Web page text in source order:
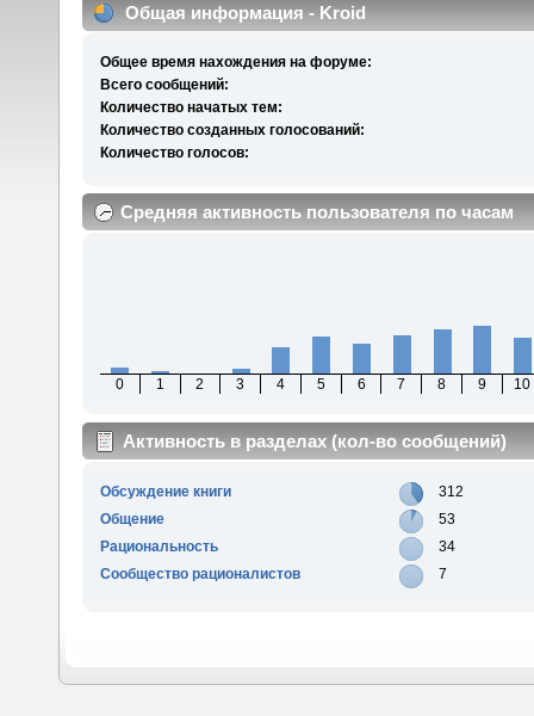
Общая информация - Kroid
Общее время нахождения на форуме:
Всего сообщений:
Количество начатых тем:
Количество созданных голосований:
Количество голосов:
Средняя активность пользователя по часам
0 1 2 3 4 5 6 7 8 9 10
Активность в разделах (кол-во сообщений)
Обсуждение книги
312
Общение
53
Рациональность
34
Сообщество рационалистов
7